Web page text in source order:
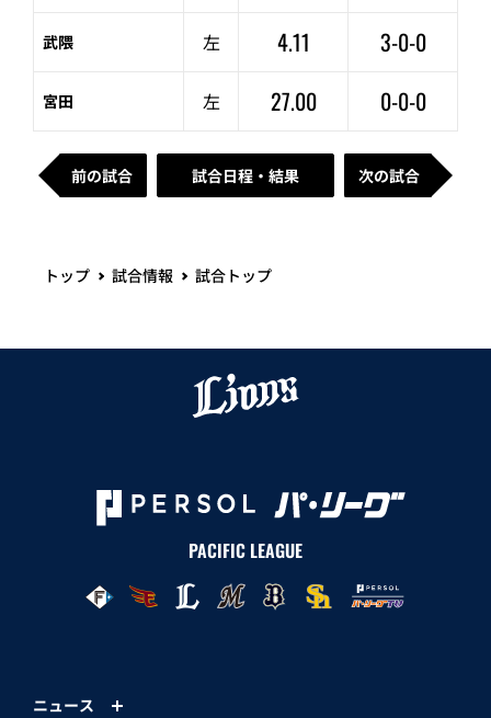
武隈 左 4.11 3-0-0
宮田 左 27.00 0-0-0
前の試合 試合日程・結果 次の試合
トップ 試合情報 試合トップ
PACIFIC LEAGUE
ニュース